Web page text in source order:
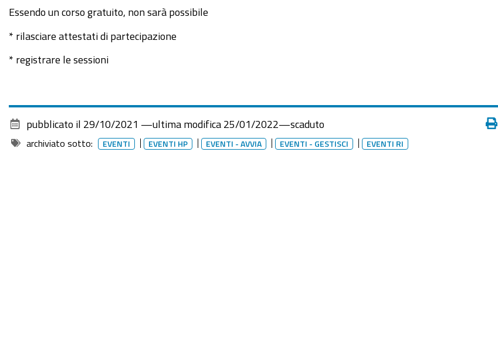
titolo
"IMPRESAINUNGIORNO:
novità
SUAP
per
gli
Essendo un corso gratuito, non sarà possibile
* rilasciare attestati di partecipazione
* registrare le sessioni
Azioni
pubblicato il 29/10/2021 —ultima modifica 25/01/2022—scaduto
archiviato sotto: EVENTI EVENTI HP EVENTI - AVVIA EVENTI - GESTISCI EVENTI RI